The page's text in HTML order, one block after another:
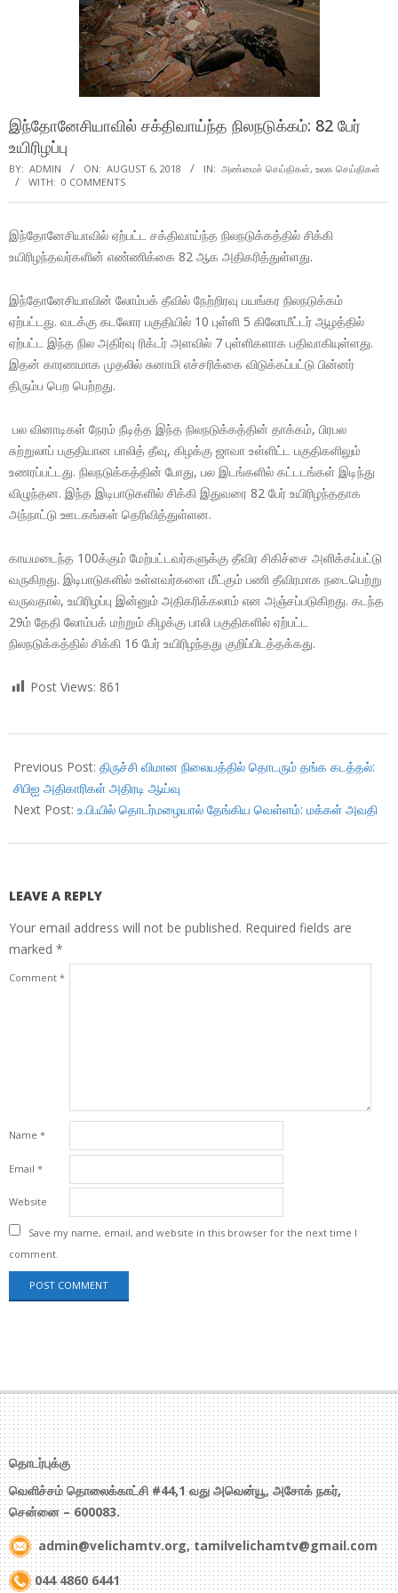
இந்தோனேசியாவில் சக்திவாய்ந்த நிலநடுக்கம்: 82 பேர்
உயிரிழப்பு
BY: ADMIN ON: AUGUST 6, 2018 IN: அண்மைச் செய்திகள், உலக செய்திகள்
WITH: 0 COMMENTS
இந்தோனேசியாவில் ஏற்பட்ட சக்திவாய்ந்த நிலநடுக்கத்தில் சிக்கி
உயிரிழந்தவர்களின் எண்ணிக்கை 82 ஆக அதிகரித்துள்ளது.
இந்தோனேசியாவின் லோம்பக் தீவில் நேற்றிரவு பயங்கர நிலநடுக்கம்
ஏற்பட்டது. வடக்கு கடலோர பகுதியில் 10 புள்ளி 5 கிலோமீட்டர் ஆழத்தில்
ஏற்பட்ட இந்த நில அதிர்வு ரிக்டர் அளவில் 7 புள்ளிகளாக பதிவாகியுள்ளது.
இதன் காரணமாக முதலில் சுனாமி எச்சரிக்கை விடுக்கப்பட்டு பின்னர்
திரும்ப பெற பெற்றது.
பல வினாடிகள் நேரம் நீடித்த இந்த நிலநடுக்கத்தின் தாக்கம், பிரபல
சுற்றுலாப் பகுதியான பாலித் தீவு, கிழக்கு ஜாவா உள்ளிட்ட பகுதிகளிலும்
உணரப்பட்டது. நிலநடுக்கத்தின் போது, பல இடங்களில் கட்டடங்கள் இடிந்து
விழுந்தன. இந்த இடிபாடுகளில் சிக்கி இதுவரை 82 பேர் உயிரிழந்ததாக
அந்நாட்டு ஊடகங்கள் தெரிவித்துள்ளன.
காயமடைந்த 100க்கும் மேற்பட்டவர்களுக்கு தீவிர சிகிச்சை அளிக்கப்பட்டு
வருகிறது. இடிபாடுகளில் உள்ளவர்களை மீட்கும் பணி தீவிரமாக நடைபெற்று
வருவதால், உயிரிழப்பு இன்னும் அதிகரிக்கலாம் என அஞ்சப்படுகிறது. கடந்த
29ம் தேதி லோம்பக் மற்றும் கிழக்கு பாலி பகுதிகளில் ஏற்பட்ட
நிலநடுக்கத்தில் சிக்கி 16 பேர் உயிரிழந்தது குறிப்பிடத்தக்கது.
Post Views: 861
08-
06
Previous Post: திருச்சி விமான நிலையத்தில் தொடரும் தங்க கடத்தல்:
சிபிஐ அதிகாரிகள் அதிரடி ஆய்வு
Next Post: உ.பி.யில் தொடர்மழையால் தேங்கிய வெள்ளம்: மக்கள் அவதி
LEAVE A REPLY
Your email address will not be published. Required fields are
marked *
Comment *
Name *
Email *
Website
Save my name, email, and website in this browser for the next time I
comment.
தொடர்புக்கு
வெளிச்சம் தொலைக்காட்சி #44,1 வது அவென்யூ, அசோக் நகர்,
சென்னை – 600083.
admin@velichamtv.org, tamilvelichamtv@gmail.com
044 4860 6441